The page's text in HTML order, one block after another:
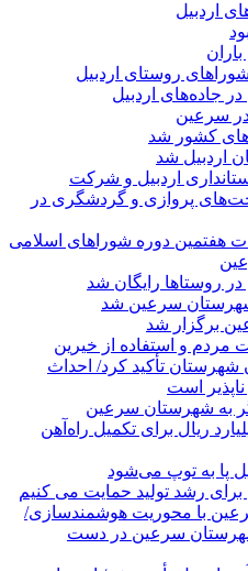
اردبیل
در سرعین
کشور شد
اردبیل شد
اردبیل و شرکت
پروازی و گردشگری در
هفتمین دوره شوراهای اسلامی
روستاها رایگان شد
سرعین شد
برگزار شد
مردم و استفاده از خیرین
تأکید کرد/ احداث
است
به شهرستان سرعین
سه هزار و ۵۰۰ میلیارد ریال برای تکمیل راه‌آهن
پا به توپ می‌شود
رشد تولید حمایت می کنیم
با محوریت هوشمندسازی/
سرعین در دست